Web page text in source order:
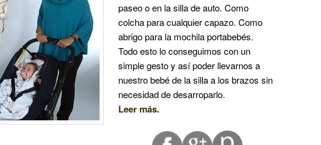
paseo o en la silla de auto. Como
colcha para cualquier capazo. Como
abrigo para la mochila portabebés.
Todo esto lo conseguimos con un
simple gesto y así poder llevarnos a
nuestro bebé de la silla a los brazos sin
necesidad de desarroparlo.
Leer más.